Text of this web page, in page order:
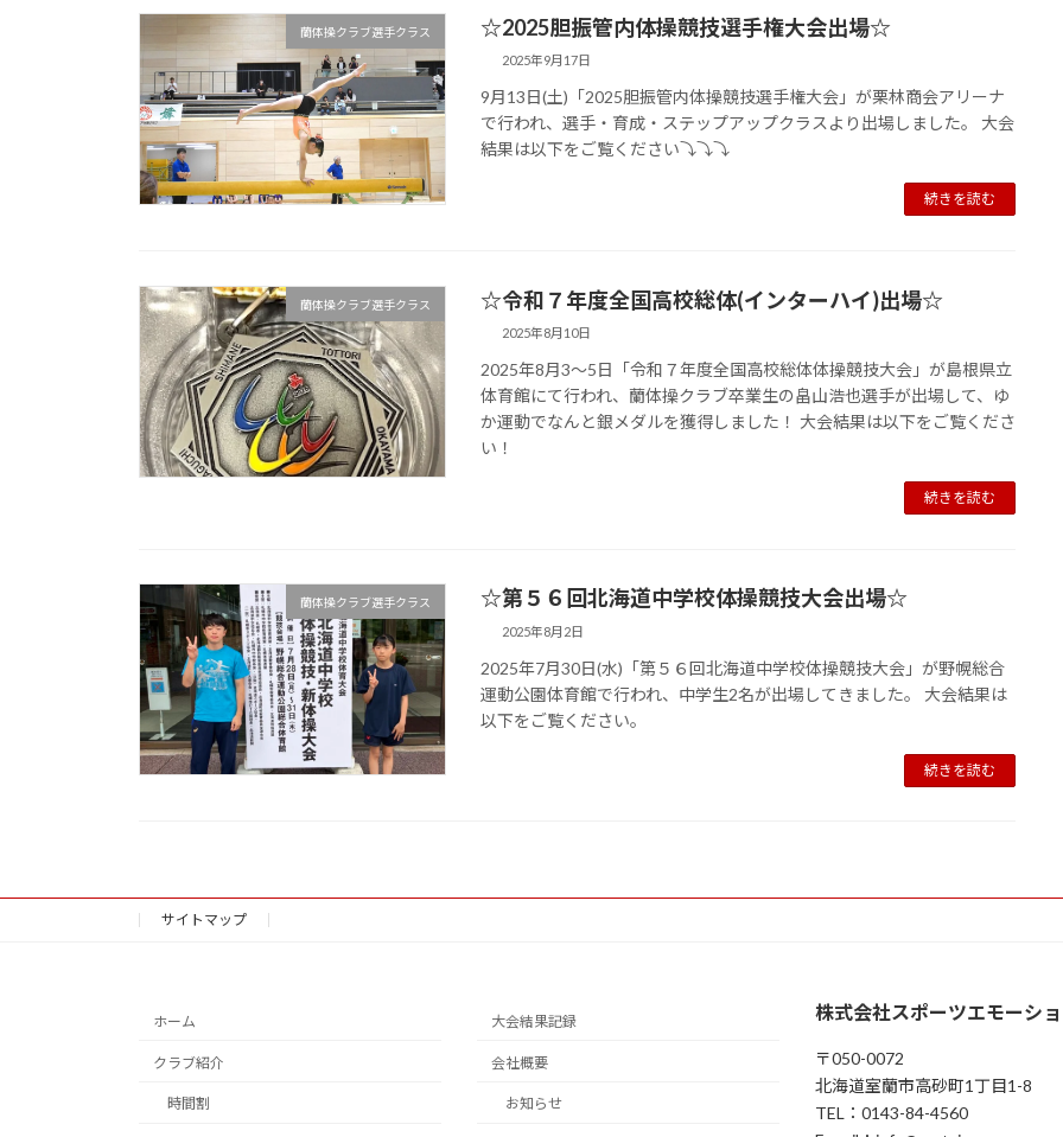
蘭体操クラブ選手クラス ☆2025胆振管内体操競技選手権大会出場☆
2025年9月17日
9月13日(土)「2025胆振管内体操競技選手権大会」が栗林商会アリーナ
で行われ、選手・育成・ステップアップクラスより出場しました。 大会
結果は以下をご覧ください⤵︎⤵︎⤵︎
続きを読む
蘭体操クラブ選手クラス ☆令和７年度全国高校総体(インターハイ)出場☆
2025年8月10日
2025年8月3〜5日「令和７年度全国高校総体体操競技大会」が島根県立
体育館にて行われ、蘭体操クラブ卒業生の畠山浩也選手が出場して、ゆ
か運動でなんと銀メダルを獲得しました！ 大会結果は以下をご覧くださ
い！
続きを読む
蘭体操クラブ選手クラス ☆第５６回北海道中学校体操競技大会出場☆
2025年8月2日
2025年7月30日(水)「第５６回北海道中学校体操競技大会」が野幌総合
運動公園体育館で行われ、中学生2名が出場してきました。 大会結果は
以下をご覧ください。
続きを読む
サイトマップ
ホーム
クラブ紹介
時間割
大会結果記録
会社概要
お知らせ
株式会社スポーツエモーシ
〒050-0072
北海道室蘭市高砂町1丁目1-8
TEL：0143-84-4560